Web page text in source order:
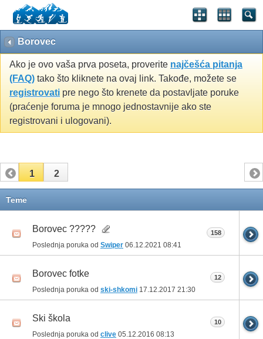
Borovec
Ako je ovo vaša prva poseta, proverite najčešća pitanja
(FAQ) tako što kliknete na ovaj link. Takođe, možete se
registrovati pre nego što krenete da postavljate poruke
(praćenje foruma je mnogo jednostavnije ako ste
registrovani i ulogovani).
1 2
Teme
Borovec ?????
Poslednja poruka od Swiper 06.12.2021 08:41
158
Borovec fotke
Poslednja poruka od ski-shkomi 17.12.2017 21:30
12
Ski škola
Poslednja poruka od clive 05.12.2016 08:13
10